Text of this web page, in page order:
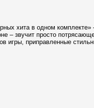
хита в одном
– звучит просто
игры, приправленные